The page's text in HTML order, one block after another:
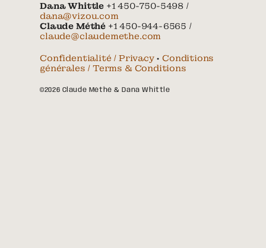
Dana Whittle +1 450-750-5498 /
dana@vizou.com
Claude Méthé +1 450-944-6565 /
claude@claudemethe.com
Confidentialité / Privacy•Conditions
générales / Terms & Conditions
©2026 Claude Méthé & Dana Whittle